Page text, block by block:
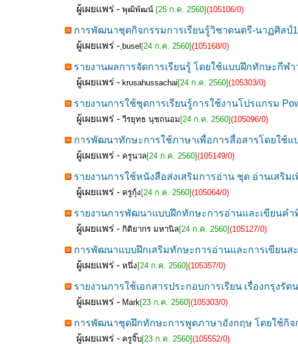
ผู้เผยแพร่ - พุฒิพัฒน์ [25 ก.ค. 2560](105106/0)
การพัฒนาชุดกิจกรรมการเรียนรู้วิชาดนตรี-นาฏศิลป์
ผู้เผยแพร่ - ฺbusel [24 ก.ค. 2560](105168/0)
รายงานผลการจัดการเรียนรู้ โดยใช้แบบฝึกทักษะกี
ผู้เผยแพร่ - krusahussachai [24 ก.ค. 2560](105303/0)
รายงานการใช้ชุดการเรียนรู้การใช้งานโปรแกรม
ผู้เผยแพร่ - วีรยุทธ นุชถนอม [24 ก.ค. 2560](105096/0)
การพัฒนาทักษะการใช้ภาษาเพื่อการสื่อสารโดยใช้แ
ผู้เผยแพร่ - ครูนวล [24 ก.ค. 2560](105149/0)
รายงานการใช้หนังสือส่งเสริมการอ่าน ชุด อ่านเสริ
ผู้เผยแพร่ - ครูกุ้ง [24 ก.ค. 2560](105064/0)
รายงานการพัฒนาแบบฝึกทักษะการอ่านและเขียนค
ผู้เผยแพร่ - กิติยากร มหานิล [24 ก.ค. 2560](105127/0)
การพัฒนาแบบฝึกเสริมทักษะการอ่านและการเขียนส
ผู้เผยแพร่ - หนึ่ง [24 ก.ค. 2560](105357/0)
รายงานการใช้เอกสารประกอบการเรียน เรื่องกรุง
ผู้เผยแพร่ - Mark[23 ก.ค. 2560](105303/0)
การพัฒนาชุดฝึกทักษะการพูดภาษาอังกฤษ โดยใช้กิ
ผู้เผยแพร่ - ครูจิ๊บ[23 ก.ค. 2560](105552/0)